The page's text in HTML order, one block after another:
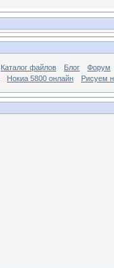
Каталог файлов Блог
Форум
Нокиа 5800 онлайн Рисуем